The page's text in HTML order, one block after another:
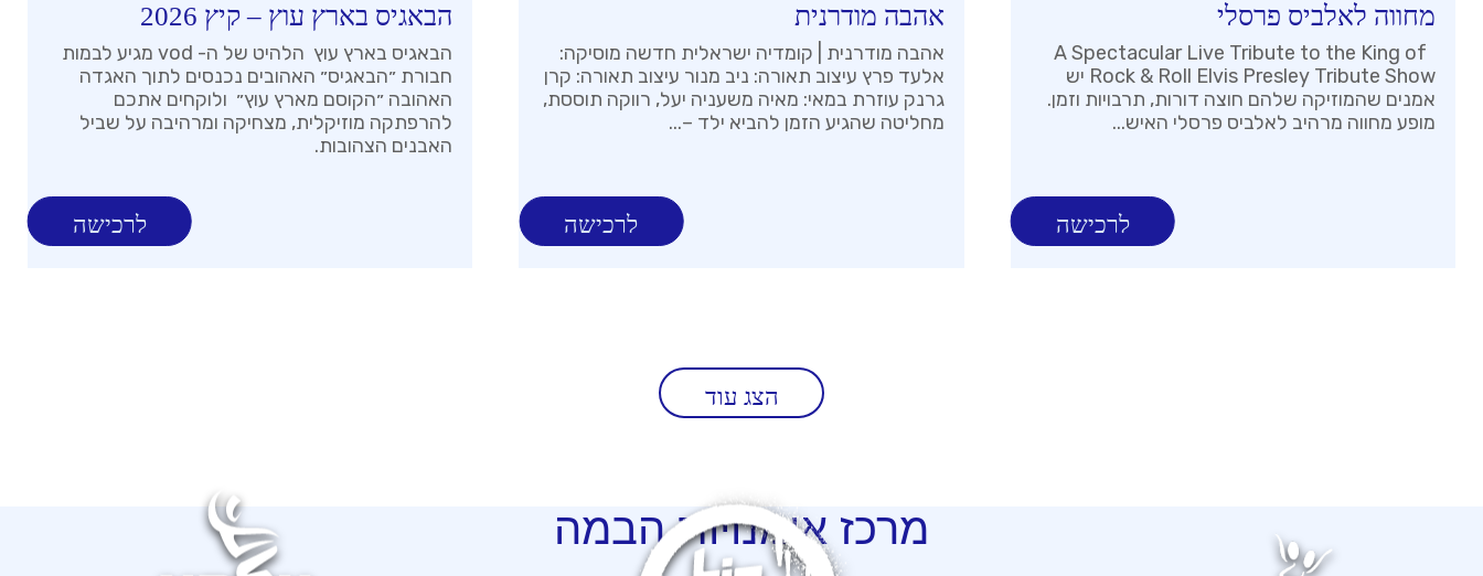
מחווה לאלביס פרסלי
A Spectacular Live Tribute to the King of
Rock & Roll Elvis Presley Tribute Show יש
אמנים שהמוזיקה שלהם חוצה דורות, תרבויות וזמן.
מופע מחווה מרהיב לאלביס פרסלי האיש...
לרכישה
אהבה מודרנית
אהבה מודרנית | קומדיה ישראלית חדשה מוסיקה:
אלעד פרץ עיצוב תאורה: ניב מנור עיצוב תאורה: קרן
גרנק עוזרת במאי: מאיה משעניה יעל, רווקה תוססת,
מחליטה שהגיע הזמן להביא ילד –...
לרכישה
הבאגיס בארץ עוץ – קיץ 2026
הבאגיס בארץ עוץ הלהיט של ה- vod מגיע לבמות
חבורת ״הבאגיס״ האהובים נכנסים לתוך האגדה
האהובה ״הקוסם מארץ עוץ״ ולוקחים אתכם
להרפתקה מוזיקלית, מצחיקה ומרהיבה על שביל
האבנים הצהובות.
לרכישה
הצג עוד
מרכז אומנויות הבמה